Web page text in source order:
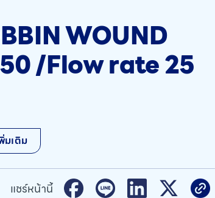
WOUND
/Flow rate 25
มเติม
แชร์หน้านี้